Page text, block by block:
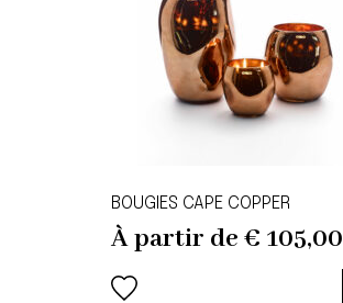
BOUGIES CAPE COPPER
À partir de€ 105,00